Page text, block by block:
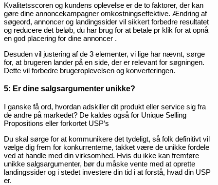
Kvalitetsscoren og kundens oplevelse er de to faktorer, der kan
gøre dine annoncekampagner omkostningseffektive. Ændring af
søgeord, annoncer og landingssider vil sikkert forbedre resultatet
og reducere det beløb, du har brug for at betale pr klik for at opnå
en god placering for dine annoncer .
Desuden vil justering af de 3 elementer, vi lige har nævnt, sørge
for, at brugeren lander på en side, der er relevant for søgningen.
Dette vil forbedre brugeroplevelsen og konverteringen.
5: Er dine salgsargumenter unikke?
I ganske få ord, hvordan adskiller dit produkt eller service sig fra
de andre på markedet? De kaldes også for Unique Selling
Propositions eller forkortet USP’s
Du skal sørge for at kommunikere det tydeligt, så folk definitivt vil
vælge dig frem for konkurrenterne, takket være de unikke fordele
ved at handle med din virksomhed. Hvis du ikke kan fremføre
unikke salgsargumenter, bør du måske vente med at oprette
landingssider og i stedet investere din tid i at forstå, hvad din USP
er.